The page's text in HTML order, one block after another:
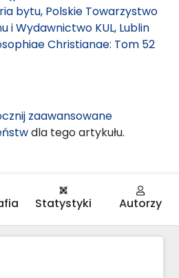
bytu, Polskie Towarzystwo
i Wydawnictwo KUL, Lublin
Christianae: Tom 52
zaawansowane
dla tego artykułu.
Statystyki Autorzy